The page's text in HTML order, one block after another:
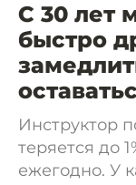
С 30 лет
быстро
Инструктор
теряется до
ежегодно. У